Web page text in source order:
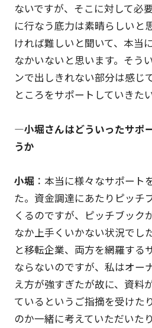
ないですが、そこに対して必
に行なう底力は素晴らしいと
ければ難しいと聞いて、本当
なかいないと思います。そう
ンで出しきれない部分は感じ
ところをサポートしていきた
―小堀さんはどういったサポ
うか
小堀 ：本当に様々なサポート
た。資金調達にあたりピッチ
くるのですが、ピッチブック
なか上手くいかない状況でし
と移転企業、両方を網羅する
ならないのですが、私はオー
え方が強すぎたが故に、資料
ているというご指摘を受けた
のか一緒に考えていただいた